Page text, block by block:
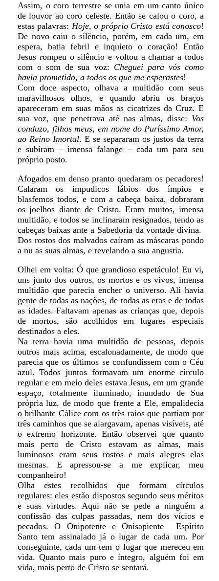
Assim, o coro terrestre se unia em um canto único
de louvor ao coro celeste. Então se calou o coro, a
estas palavras: Hoje, o próprio Cristo está conosco!
De novo caiu o silêncio, porém, em cada um, em
espera, batia febril e inquieto o coração! Então
Jesus rompeu o silêncio e voltou a chamar a todos
com o som de sua voz: Cheguei para vós como
havia prometido, a todos os que me esperastes!
Com doce aspecto, olhava a multidão com seus
maravilhosos olhos, e quando abriu os braços
apareceram em suas mãos as cicatrizes da Cruz. E
sua voz, que penetrava até nas almas, disse: Vos
conduzo, filhos meus, em nome do Puríssimo Amor,
ao Reino Imortal. E se separaram os justos da terra
e subiram – imensa falange – cada um para seu
próprio posto.
Afogados em denso pranto quedaram os pecadores!
Calaram os impudicos lábios dos ímpios e
blasfemos todos, e com a cabeça baixa, dobraram
os joelhos diante de Cristo. Eram muitos, imensa
multidão, e todos se inclinaram resignados, tendo as
cabeças baixas ante a Sabedoria da vontade divina.
Dos rostos dos malvados caíram as máscaras pondo
a nu as suas almas, e revelando a sua angustia.
Olhei em volta: Ó que grandioso espetáculo! Eu vi,
uns junto dos outros, os mortos e os vivos, imensa
multidão que parecia encher o universo. Ali havia
gente de todas as nações, de todas as eras e de todas
as idades. Faltavam apenas as crianças que, depois
de mortos, são acolhidos em lugares especiais
destinados a eles.
Na terra havia uma multidão de pessoas, depois
outros mais acima, escalonadamente, de modo que
parecia que os últimos se confundissem com o Céu
azul. Todos juntos formavam um enorme círculo
regular e em meio deles estava Jesus, em um grande
espaço, totalmente iluminado, inundado de Sua
própria luz, de modo que frente a Ele, empalidecia
o brilhante Cálice com os três raios que partiam por
três caminhos que se alargavam, apenas visíveis, até
o extremo horizonte. Então observei que quanto
mais perto de Cristo estavam as almas, mais
luminosos eram seus rostos e mais alegres elas
mesmas. E apressou-se a me explicar, meu
companheiro!
Olha estes recolhidos que formam círculos
regulares: eles estão dispostos segundo seus méritos
e suas virtudes. Aqui não se pede a ninguém a
confissão das culpas passadas, nem dos vícios e
pecados. O Onipotente e Onisapiente Espírito
Santo tem assinalado já o lugar de cada um. Por
conseguinte, cada um tem o lugar que mereceu em
vida. Quanto mais puro e íntegro, alguém foi em
vida, mais perto de Cristo se sentará.